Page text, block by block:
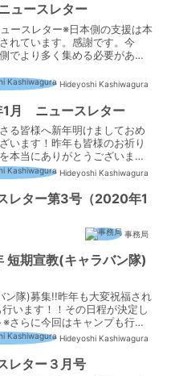
ュースレター
ースレター※日本側の支援は本
れています。感謝です。今
でより多く集める必要があり
Hideyoshi Kashiwagura
月 ニュースレター
る皆様へ新年明けましておめ
います！昨年も皆様のお祈り
本当にありがとうございまし
どうぞ宜しくお願い致しま
2025年1月のニュースレター
た。どうぞご一読くださり、
願い致します...
Hideyoshi Kashiwagura
レター第3号（2020年1
事務局
短期宣教(キャラバン隊)
隊)募集!!昨年も大変祝福され
います！！その日程が決定し
さらに今回はキャンプも行い
Hideyoshi Kashiwagura
レター３月号